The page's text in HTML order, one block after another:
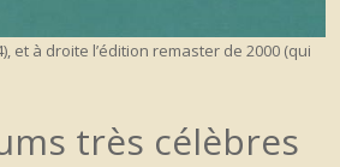
et à droite l’édition remaster de 2000 (qui
très célèbres